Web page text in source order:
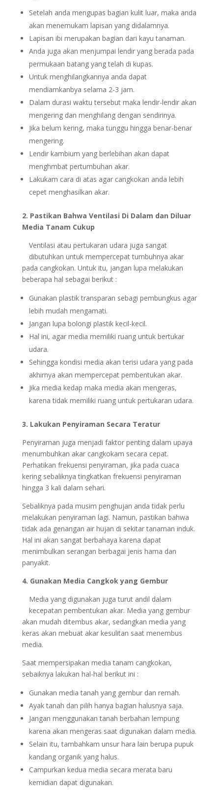
Setelah anda mengupas bagian kulit luar, maka anda
akan menemukam lapisan yang didalamnya.
Lapisan ibi merupakan bagian dari kayu tanaman.
Anda juga akan menjumpai lendir yang berada pada
permukaan batang yang telah di kupas.
Untuk menghilangkannya anda dapat
mendiamkanbya selama 2-3 jam.
Dalam durasi waktu tersebut maka lendir-lendir akan
mengering dan menghilang dengan sendirinya.
Jika belum kering, maka tunggu hingga benar-benar
mengering.
Lendir kambium yang berlebihan akan dapat
menghmbat pertumbuhan akar.
Lakukam cara di atas agar cangkokan anda lebih
cepet menghasilkan akar.
2. Pastikan Bahwa Ventilasi Di Dalam dan Diluar
Media Tanam Cukup
Ventilasi atau pertukaran udara juga sangat
dibutuhkan untuk mempercepat tumbuhnya akar
pada cangkokan. Untuk itu, jangan lupa melakukan
beberapa hal sebagai berikut :
Gunakan plastik transparan sebagi pembungkus agar
lebih mudah mengamati.
Jangan lupa bolongi plastik kecil-kecil.
Hal ini, agar media memiliki ruang untuk bertukar
udara.
Sehingga kondisi media akan terisi udara yang pada
akhirnya akan mempercepat pembentukan akar.
Jika media kedap maka media akan mengeras,
karena tidak memiliki ruang untuk pertukaran udara.
3. Lakukan Penyiraman Secara Teratur
Penyiraman juga menjadi faktor penting dalam upaya
menumbuhkan akar cangkokam secara cepat.
Perhatikan frekuensi penyiraman, jika pada cuaca
kering sebaliknya tingkatkan frekuensi penyiraman
hingga 3 kali dalam sehari.
Sebaliknya pada musim penghujan anda tidak perlu
melakukan penyiraman lagi. Namun, pastikan bahwa
tidak ada genangan air hujan di sekitar tanaman induk.
Hal ini akan sangat berbahaya karena dapat
menimbulkan serangan berbagai jenis hama dan
panyakit.
4. Gunakan Media Cangkok yang Gembur
Media yang digunakan juga turut andil dalam
kecepatan pembentukan akar. Media yang gembur
akan mudah ditembus akar, sedangkan media yang
keras akan mebuat akar kesulitan saat menembus
media.
Saat mempersipakan media tanam cangkokan,
sebaiknya lakukan hal-hal berikut ini :
Gunakan media tanah yang gembur dan remah.
Ayak tanah dan pilih hanya bagian halusnya saja.
Jangan menggunakan tanah berbahan lempung
karena akan mengeras saat digunakan dalam media.
Selain itu, tambahkam unsur hara lain berupa pupuk
kandang organik yang halus.
Campurkan kedua media secara merata baru
kemidian dapat digunakan.